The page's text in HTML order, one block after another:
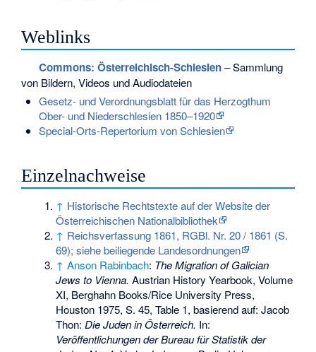
Weblinks
Commons: Österreichisch-Schlesien– Sammlung
von Bildern, Videos und Audiodateien
Gesetz- und Verordnungsblatt für das Herzogthum
Ober- und Niederschlesien 1850–1920
Special-Orts-Repertorium von Schlesien
Einzelnachweise
↑ Historische Rechtstexte auf der Website der
Österreichischen Nationalbibliothek
↑ Reichsverfassung 1861, RGBl. Nr. 20 / 1861 (S.
69); siehe beiliegende Landesordnungen
↑ Anson Rabinbach: The Migration of Galician
Jews to Vienna. Austrian History Yearbook, Volume
XI, Berghahn Books/Rice University Press,
Houston 1975, S. 45, Table 1, basierend auf: Jacob
Thon:Die Juden in Österreich. In:
Veröffentlichungen der Bureau für Statistik der